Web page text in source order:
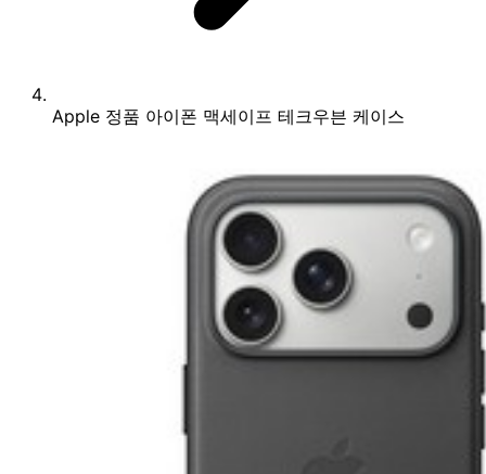
Apple 정품 아이폰 맥세이프 테크우븐 케이스